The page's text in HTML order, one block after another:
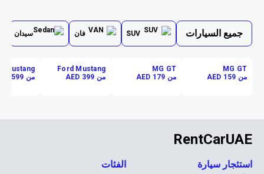
جميع السيارات SUV فان سيدان
MG GT
من AED 159
MG GT
من AED 179
Ford Mustang
من AED 399
Mustang
من AED 599
RentCarUAE
استئجار سيارة الفئات